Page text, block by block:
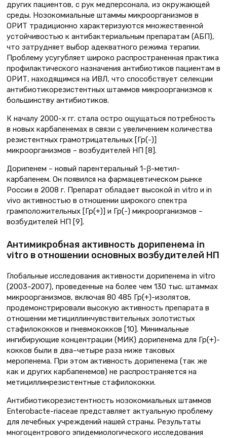
других пациентов, с рук медперсонала, из окружающей
среды. Нозокомиальные штаммы микроорганизмов в
ОРИТ традиционно характеризуются множественной
устойчивостью к антибактериальным препаратам (АБП),
что затрудняет выбор адекватного режима терапии.
Проблему усугубляет широко распространенная практика
профилактического назначения антибиотиков пациентам в
ОРИТ, находящимся на ИВЛ, что способствует селекции
антибиотикорезистентных штаммов микроорганизмов к
большинству антибиотиков.
К началу 2000-х гг. стала остро ощущаться потребность
в новых карбапенемах в связи с увеличением количества
резистентных грамотрицательных [Гр(-)]
микроорганизмов – возбудителей НП [8].
Дорипенем – новый парентеральный 1-β-метил-
карбапенем. Он появился на фармацевтическом рынке
России в 2008 г. Препарат обладает высокой in vitro и in
vivo активностью в отношении широкого спектра
грамположительных [Гр(+)] и Гр(-) микроорганизмов –
возбудителей НП [9].
Антимикробная активность дорипенема in
vitro в отношении основных возбудителей НП
Глобальные исследования активности дорипенема in vitro
(2003–2007), проведенные на более чем 130 тыс. штаммах
микроорганизмов, включая 80 485 Гр(+)-изолятов,
продемонстрировали высокую активность препарата в
отношении метициллинчувствительных золотистых
стафилококков и пневмококков [10]. Минимальные
ингибирующие концентрации (МИК) дорипенема для Гр(+)-
кокков были в два–четыре раза ниже таковых
меропенема. При этом активность дорипенема (так же
как и других карбапенемов) не распространяется на
метициллинрезистентные стафилококки.
Антибиотикорезистентность нозокомиальных штаммов
Enterobacte-riaceae представляет актуальную проблему
для лечебных учреждений нашей страны. Результаты
многоцентрового эпидемиологического исследования